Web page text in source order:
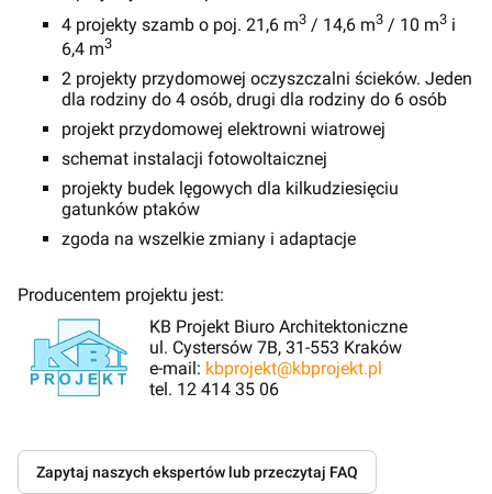
4 projekty szamb o poj. 21,6 m3 / 14,6 m3 / 10 m3 i
6,4 m3
2 projekty przydomowej oczyszczalni ścieków. Jeden
dla rodziny do 4 osób, drugi dla rodziny do 6 osób
projekt przydomowej elektrowni wiatrowej
schemat instalacji fotowoltaicznej
projekty budek lęgowych dla kilkudziesięciu
gatunków ptaków
zgoda na wszelkie zmiany i adaptacje
Producentem projektu jest:
KB Projekt Biuro Architektoniczne
ul. Cystersów 7B, 31-553 Kraków
e-mail: kbprojekt@kbprojekt.pl
tel. 12 414 35 06
Zapytaj naszych ekspertów lub przeczytaj FAQ